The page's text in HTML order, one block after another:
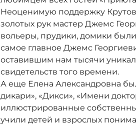
Неоценимую поддержку
золотых рук мастер Джемс
вольеры, прудики, домики
самое главное Джемс
оставившим нам тысячи
свидетельств того времени.
А еще Елена Александровна
дикари», «Дикси», «Имени
иллюстрированные
учили детей и взрослых